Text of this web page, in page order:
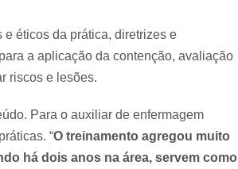
éticos da prática, diretrizes e
a aplicação da contenção, avaliação
riscos e lesões.
Para o auxiliar de enfermagem
“O treinamento agregou muito
há dois anos na área, servem como